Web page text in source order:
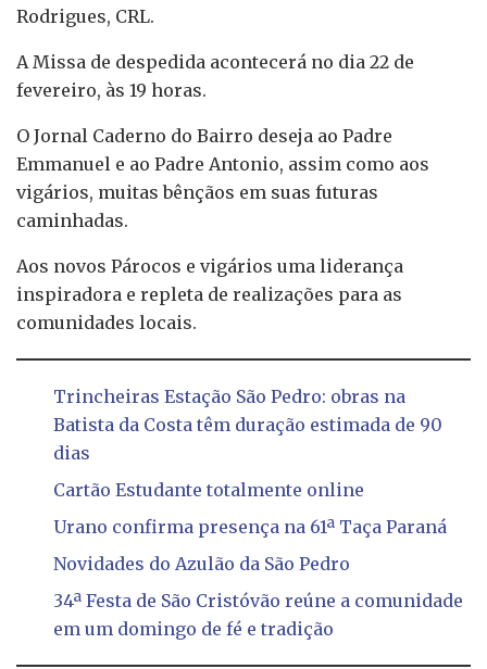
Rodrigues, CRL.
A Missa de despedida acontecerá no dia 22 de
fevereiro, às 19 horas.
O Jornal Caderno do Bairro deseja ao Padre
Emmanuel e ao Padre Antonio, assim como aos
vigários, muitas bênçãos em suas futuras
caminhadas.
Aos novos Párocos e vigários uma liderança
inspiradora e repleta de realizações para as
comunidades locais.
Trincheiras Estação São Pedro: obras na
Batista da Costa têm duração estimada de 90
dias
Cartão Estudante totalmente online
Urano confirma presença na 61ª Taça Paraná
Novidades do Azulão da São Pedro
34ª Festa de São Cristóvão reúne a comunidade
em um domingo de fé e tradição